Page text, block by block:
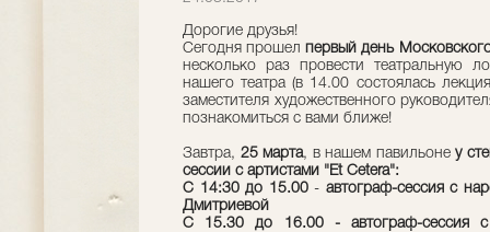
Дорогие друзья!
Сегодня прошел первый день
несколько раз провести театральную
нашего театра (в 14.00 состоялась
заместителя художественного
познакомиться с вами ближе!
Завтра, 25 марта, в нашем павильоне у
сессии с артистами "Et Cetera":
С 14:30 до 15.00- автограф-сессия с
Дмитриевой
С 15.30 до 16.00 - автограф-сессия